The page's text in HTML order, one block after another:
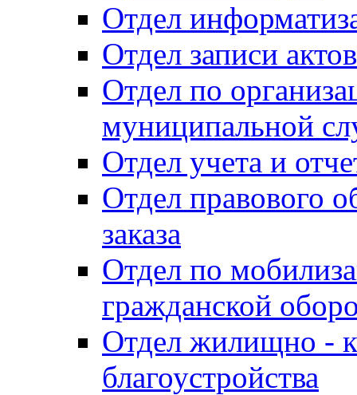
Отдел
Отдел записи
Отдел по
муниципальной
Отдел учета и
Отдел правового
заказа
Отдел по
гражданской
Отдел жилищно -
благоустройства